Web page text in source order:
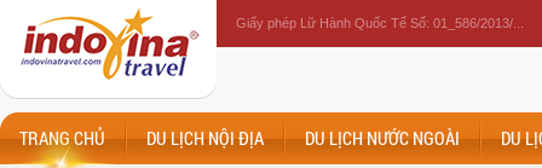
Giấy phép Lữ Hành Quốc Tế Số: 01_586/2013/...
TRANG CHỦ DU LỊCH NỘI ĐỊA DU LỊCH NƯỚC NGOÀI DU